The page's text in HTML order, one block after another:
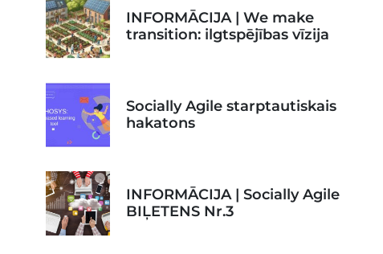
INFORMĀCIJA | We make
transition: ilgtspējības vīzija
Socially Agile starptautiskais
hakatons
INFORMĀCIJA | Socially Agile
BIĻETENS Nr.3